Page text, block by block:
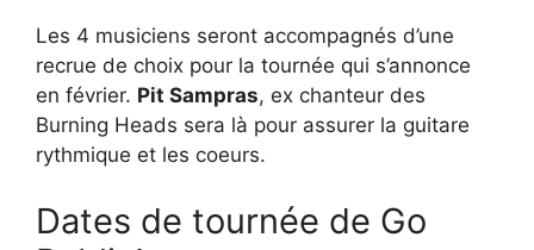
Les 4 musiciens seront accompagnés d’une
recrue de choix pour la tournée qui s’annonce
en février. Pit Sampras, ex chanteur des
Burning Heads sera là pour assurer la guitare
rythmique et les coeurs.
Dates de tournée de Go